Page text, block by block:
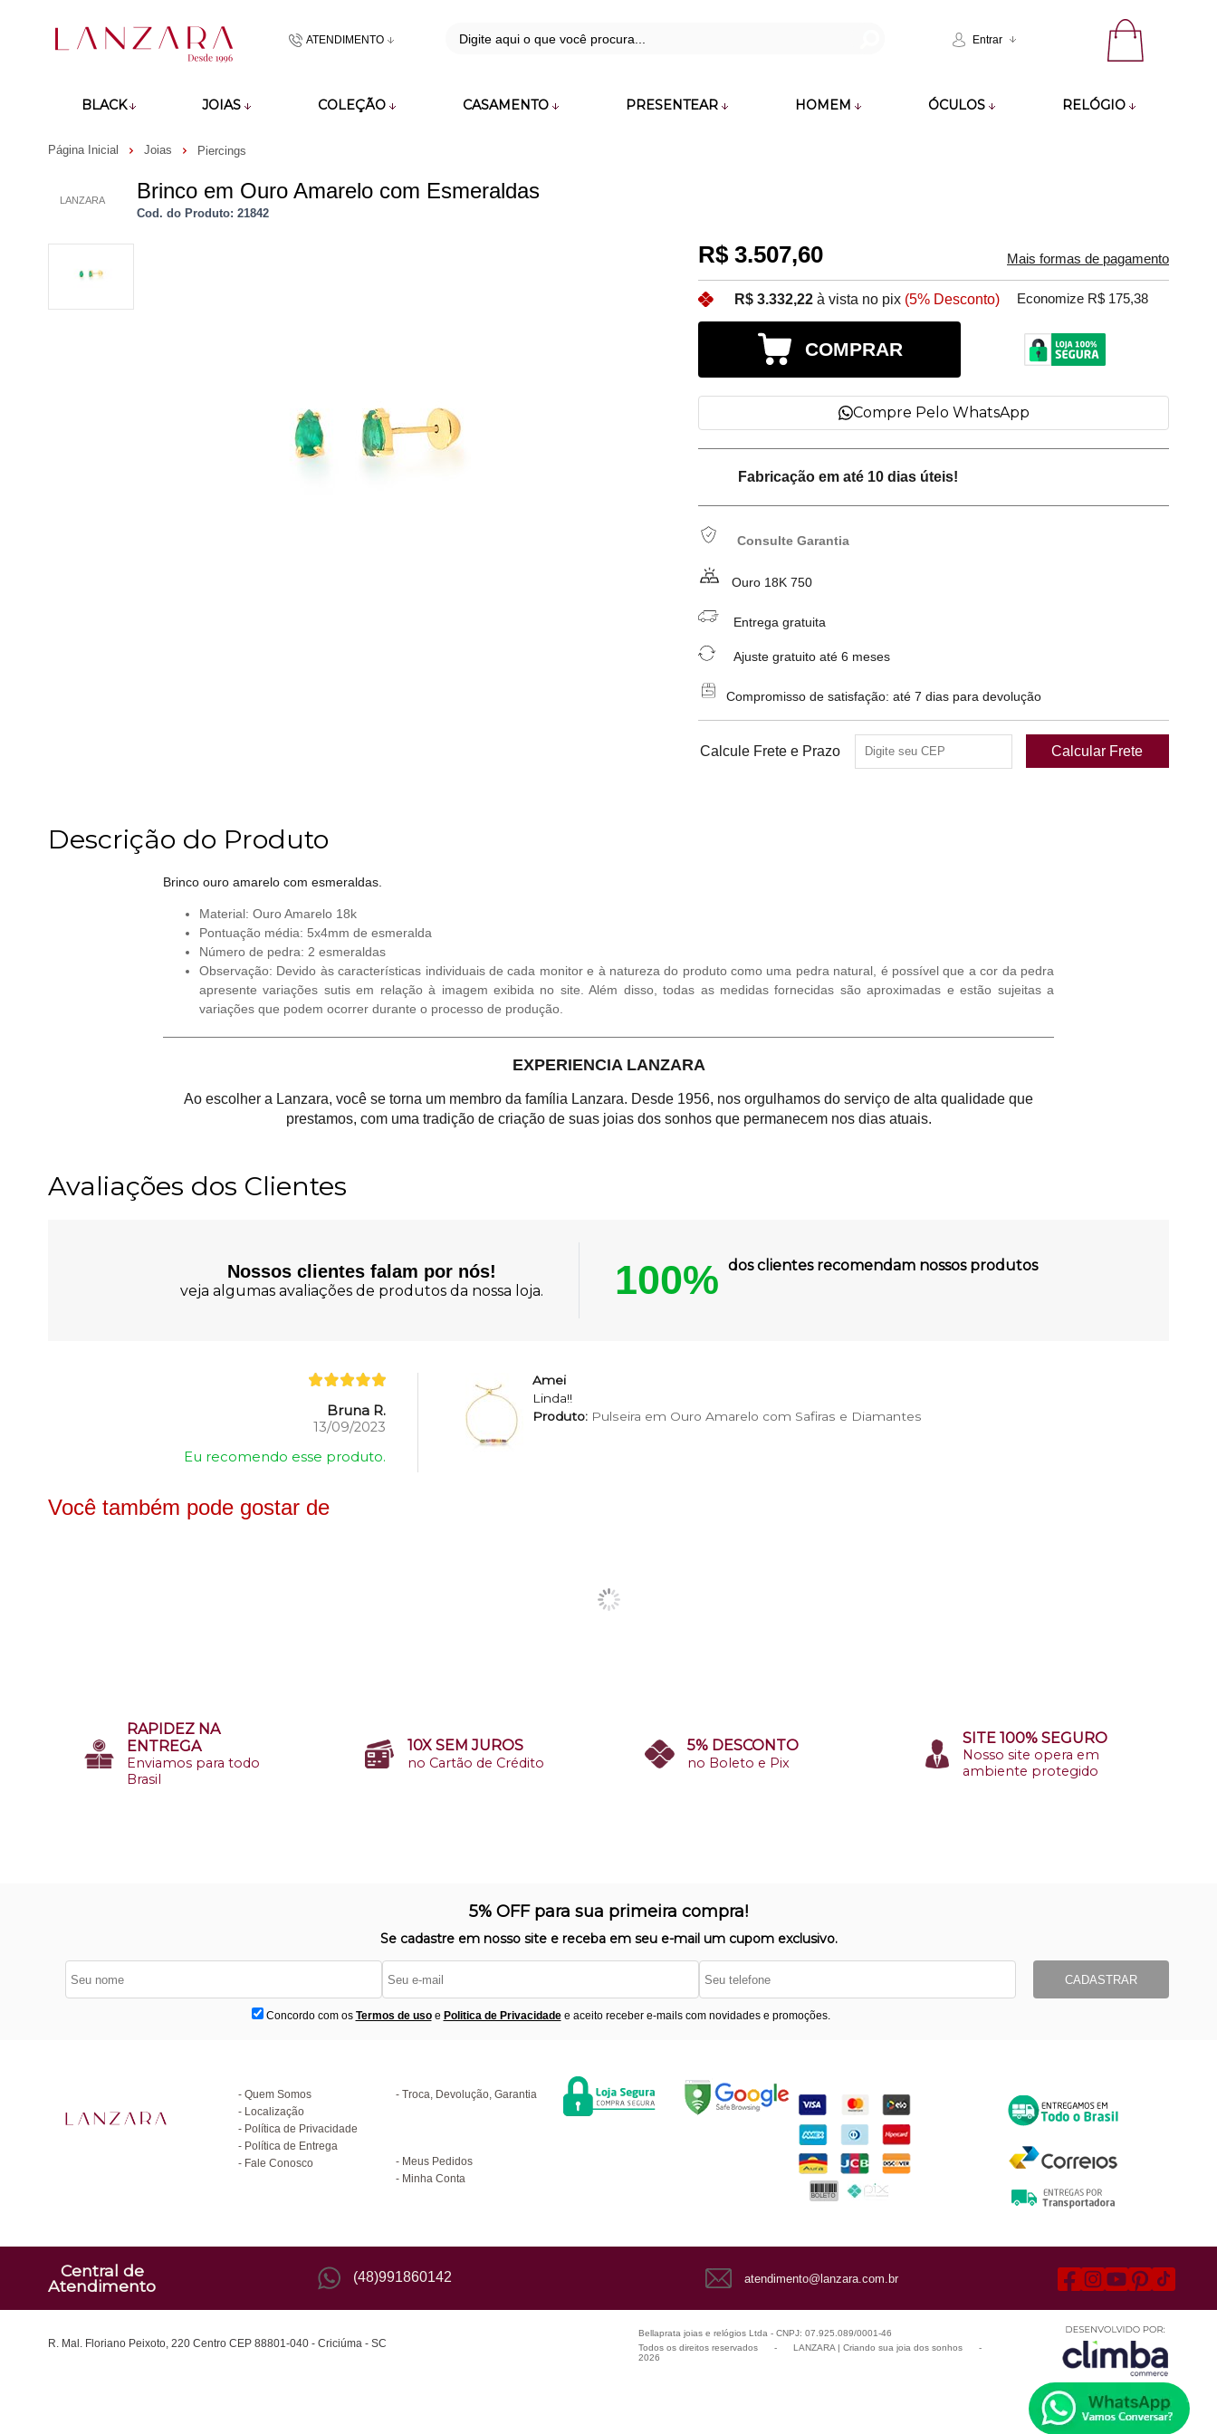
ATENDIMENTO
(48)991860142
Entrar
BLACK JOIAS COLEÇÃO CASAMENTO PRESENTEAR HOMEM ÓCULOS RELÓGIO
Página Inicial Joias Piercings
LANZARA Brinco em Ouro Amarelo com Esmeraldas
Cod. do Produto: 21842
R$ 3.507,60 Mais formas de pagamento
R$ 3.332,22à vista no pix (5% Desconto) Economize R$ 175,38
COMPRAR
Compre Pelo WhatsApp
Fabricação em até 10 dias úteis!
Consulte Garantia
Ouro 18K 750
Entrega gratuita
Ajuste gratuito até 6 meses
Compromisso de satisfação: até 7 dias para devolução
Calcule Frete e Prazo
Descrição do Produto
Brinco ouro amarelo com esmeraldas.
Material: Ouro Amarelo 18k
Pontuação média: 5x4mm de esmeralda
Número de pedra: 2 esmeraldas
Observação: Devido às características individuais de cada monitor e à natureza do produto como uma pedra natural, é possível que a cor da pedra
apresente variações sutis em relação à imagem exibida no site. Além disso, todas as medidas fornecidas são aproximadas e estão sujeitas a
variações que podem ocorrer durante o processo de produção.
EXPERIENCIA LANZARA
Ao escolher a Lanzara, você se torna um membro da família Lanzara. Desde 1956, nos orgulhamos do serviço de alta qualidade que
prestamos, com uma tradição de criação de suas joias dos sonhos que permanecem nos dias atuais.
Avaliações dos Clientes
Nossos clientes falam por nós!
veja algumas avaliações de produtos da nossa loja. 100% dos clientes recomendam nossos produtos
Bruna R.
13/09/2023
Eu recomendo esse produto.
Amei
Linda!!
Produto:Pulseira em Ouro Amarelo com Safiras e Diamantes
Você também pode gostar de
RAPIDEZ NA
ENTREGA
Enviamos para todo
Brasil
10X SEM JUROS
no Cartão de Crédito
5% DESCONTO
no Boleto e Pix
SITE 100% SEGURO
Nosso site opera em
ambiente protegido
5% OFF para sua primeira compra!
Se cadastre em nosso site e receba em seu e-mail um cupom exclusivo.
Concordo com os Termos de usoe Politica de Privacidadee aceito receber e-mails com novidades e promoções.
CADASTRAR
Quem Somos
Localização
Política de Privacidade
Política de Entrega
Fale Conosco
Troca, Devolução, Garantia
Meus Pedidos
Minha Conta
Central de
Atendimento
(48)991860142 atendimento@lanzara.com.br
R. Mal. Floriano Peixoto, 220 Centro CEP 88801-040 - Criciúma - SC
Bellaprata joias e relógios Ltda - CNPJ: 07.925.089/0001-46
Todos os direitos reservados
- LANZARA | Criando sua joia dos sonhos
-
2026